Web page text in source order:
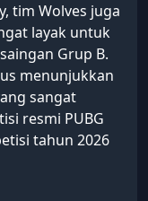
tim Wolves juga
layak untuk
Grup B.
menunjukkan
sangat
resmi PUBG
tahun 2026